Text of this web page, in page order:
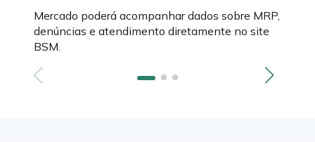
Mercado poderá acompanhar dados sobre MRP,
denúncias e atendimento diretamente no site
BSM.